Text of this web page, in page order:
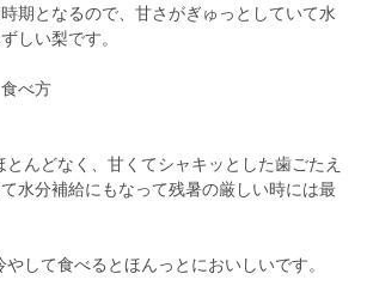
期となるので、甘さがぎゅっとしていて水
しい梨です。
べ方
んどなく、甘くてシャキッとした歯ごたえ
水分補給にもなって残暑の厳しい時には最
して食べるとほんっとにおいしいです。